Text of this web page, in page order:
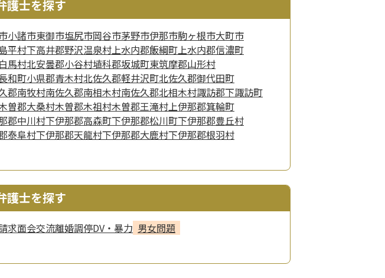
護士を探す
小諸市東御市塩尻市岡谷市茅野市伊那市駒ヶ根市大町市
平村下高井郡野沢温泉村上水内郡飯綱町上水内郡信濃町
馬村北安曇郡小谷村埴科郡坂城町東筑摩郡山形村
和町小県郡青木村北佐久郡軽井沢町北佐久郡御代田町
郡南牧村南佐久郡南相木村南佐久郡北相木村諏訪郡下諏訪町
曽郡大桑村木曽郡木祖村木曽郡王滝村上伊那郡箕輪町
郡中川村下伊那郡高森町下伊那郡松川町下伊那郡豊丘村
泰阜村下伊那郡天龍村下伊那郡大鹿村下伊那郡根羽村
護士を探す
求面会交流離婚調停DV・暴力 男女問題